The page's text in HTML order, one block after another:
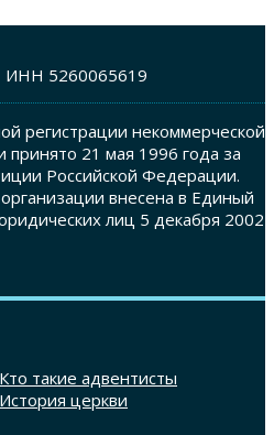
5260065619
регистрации некоммерческой
принято 21 мая 1996 года за
Российской Федерации.
внесена в Единый
лиц 5 декабря 2002
Кто такие адвентисты
История церкви